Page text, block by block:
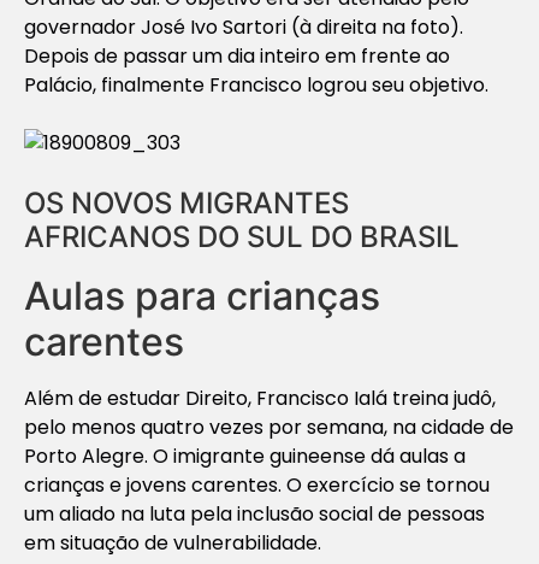
governador José Ivo Sartori (à direita na foto).
Depois de passar um dia inteiro em frente ao
Palácio, finalmente Francisco logrou seu objetivo.
OS NOVOS MIGRANTES
AFRICANOS DO SUL DO BRASIL
Aulas para crianças
carentes
Além de estudar Direito, Francisco Ialá treina judô,
pelo menos quatro vezes por semana, na cidade de
Porto Alegre. O imigrante guineense dá aulas a
crianças e jovens carentes. O exercício se tornou
um aliado na luta pela inclusão social de pessoas
em situação de vulnerabilidade.